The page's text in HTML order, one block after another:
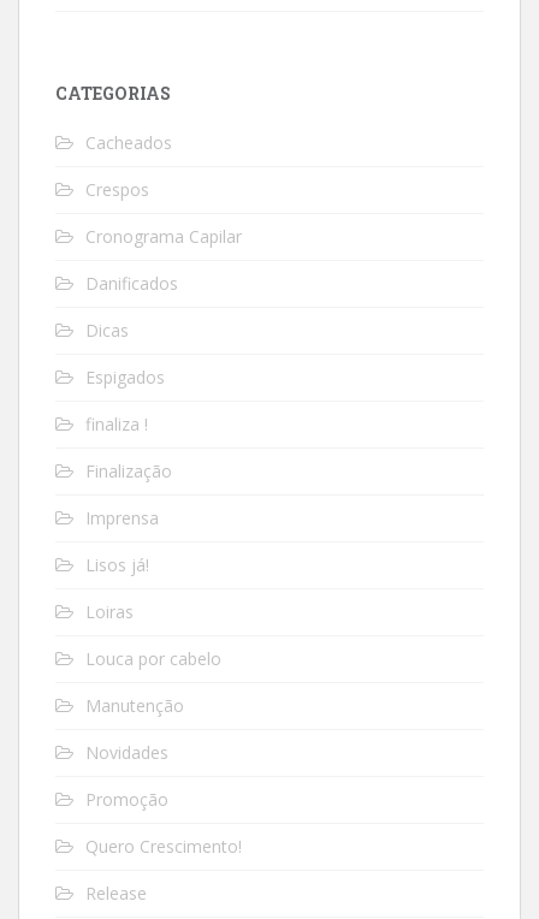
CATEGORIAS
Cacheados
Crespos
Cronograma Capilar
Danificados
Dicas
Espigados
finaliza !
Finalização
Imprensa
Lisos já!
Loiras
Louca por cabelo
Manutenção
Novidades
Promoção
Quero Crescimento!
Release